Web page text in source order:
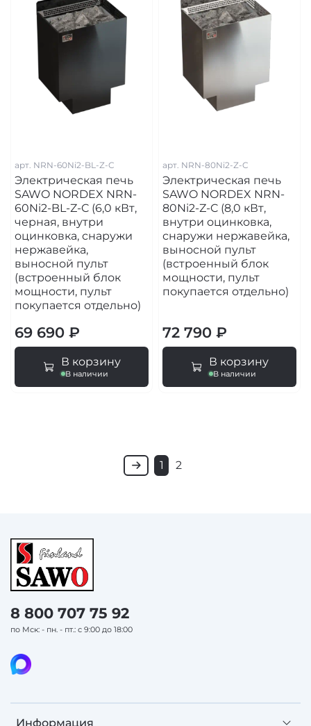
арт. NRN-60Ni2-BL-Z-C
Электрическая печь
SAWO NORDEX NRN-
60Ni2-BL-Z-C (6,0 кВт,
черная, внутри
оцинковка, снаружи
нержавейка,
выносной пульт
(встроенный блок
мощности, пульт
покупается отдельно)
69 690 ₽
В корзину
В наличии
арт. NRN-80Ni2-Z-C
Электрическая печь
SAWO NORDEX NRN-
80Ni2-Z-C (8,0 кВт,
внутри оцинковка,
снаружи нержавейка,
выносной пульт
(встроенный блок
мощности, пульт
покупается отдельно)
72 790 ₽
В корзину
В наличии
1 2
Информация
8 800 707 75 92
по Мск: - пн. - пт.: с 9:00 до 18:00